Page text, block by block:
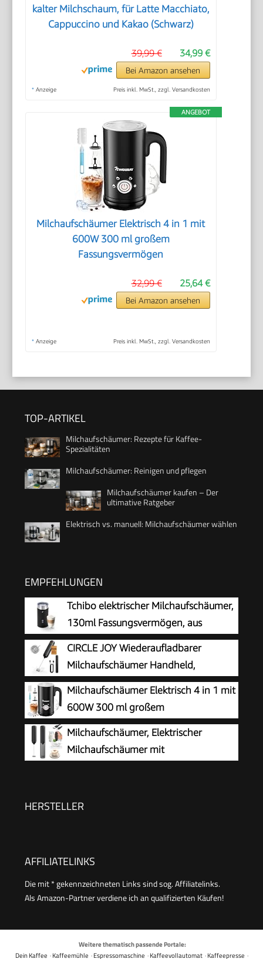
kalter Milchschaum, für Latte Macchiato,
Cappuccino und Kakao (Schwarz)
34,99 €
39,99 €
Bei Amazon ansehen
* Anzeige Preis inkl. MwSt., zzgl. Versandkosten
ANGEBOT
Milchaufschäumer Elektrisch 4 in 1 mit
600W 300 ml großem
Fassungsvermögen
25,64 €
32,99 €
Bei Amazon ansehen
* Anzeige Preis inkl. MwSt., zzgl. Versandkosten
TOP-ARTIKEL
Milchaufschäumer: Rezepte für Kaffee-
Spezialitäten
Milchaufschäumer: Reinigen und pflegen
Milchaufschäumer kaufen – Der
ultimative Ratgeber
Elektrisch vs. manuell: Milchaufschäumer wählen
EMPFEHLUNGEN
Tchibo elektrischer Milchaufschäumer,
130ml Fassungsvermögen, aus
rostfreiem Edelstahl,
Antihaftbeschichtung, warmer und kalter
Milchschaum, für Latte Macchiato, Cappuccino
und Kakao (Schwarz)
CIRCLE JOY Wiederaufladbarer
Milchaufschäumer Handheld,
Elektrischer Kaffee-Aufschäumer,
Tragbarer Handaufschäumer, Zauberstab,
Getränkemixer für Matcha Lattes Cappuccino,
Küchengeschenke, Schwarz
Milchaufschäumer Elektrisch 4 in 1 mit
600W 300 ml großem
Fassungsvermögen
Milchaufschäumer, Elektrischer
Milchaufschäumer mit
für Matcha Latte, Cappuccino,
HERSTELLER
AFFILIATELINKS
Die mit * gekennzeichneten Links sind sog. Affiliatelinks.
Als Amazon-Partner verdiene ich an qualifizierten Käufen!
Weitere thematisch passende Portale:
Dein Kaffee ·Kaffeemühle ·Espressomaschine ·Kaffeevollautomat·Kaffeepresse ·